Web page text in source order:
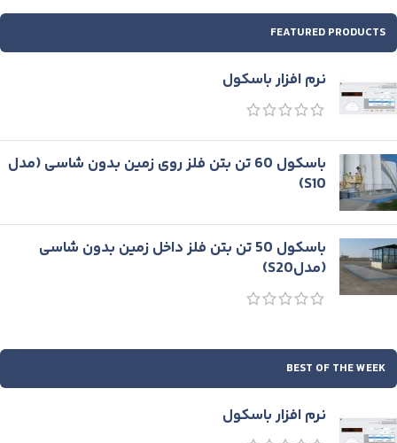
FEATURED PRODUCTS
نرم افزار باسکول
باسكول 60 تن بتن فلز روی زمين بدون شاسی (مدل
S10)
باسكول 50 تن بتن فلز داخل زمين بدون شاسی
(مدلS20)
BEST OF THE WEEK
نرم افزار باسکول